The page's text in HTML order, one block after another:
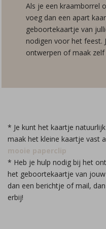
Als je een kraamborrel
voeg dan een apart
geboortekaartje van
nodigen voor het feest.
ontwerpen of maak
* Je kunt het kaartje
maak het kleine kaartje vast
mooie paperclip
* Heb je hulp nodig bij het
het geboortekaartje van
dan een berichtje of mail,
erbij!